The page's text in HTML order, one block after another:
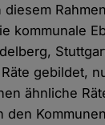
kommunale
gebildet,
ähnliche
den